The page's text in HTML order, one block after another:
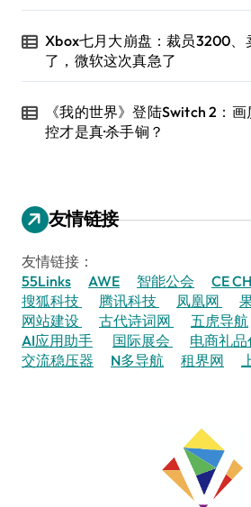
Xbox七月大崩盘：裁员3200、
了，微软这次真急了
《我的世界》登陆Switch 2：
控才是真·杀手锏？
友情链接
友情链接：
55Links
AWE 智能公会 CE
搜狐科技
腾讯科技 凤凰网
网站建设
古代诗词网 五虎导航
AI应用助手
国际展会
电商礼
交流稳压器
N多导航 租界网